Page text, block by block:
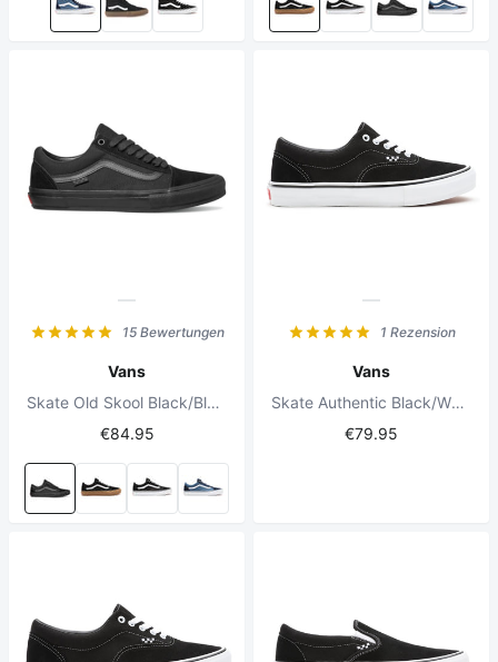
15 Bewertungen
Vans
Skate Old Skool Black/Black
€84.95
1 Rezension
Vans
Skate Authentic Black/White
€79.95